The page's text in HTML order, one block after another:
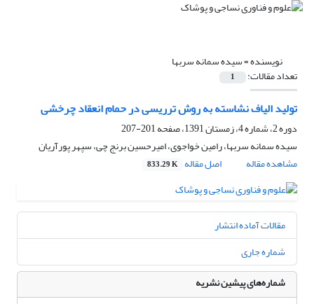
نویسنده =سیده سمانه سربها
تعداد مقالات: 1
تولید الیاف نشاسته به روش ترریسی در حمام انعقاد چرخشی
دوره 2، شماره 4، زمستان 1391، صفحه
201-207
سیده سمانه سربها، رامین خواجوی، امیرحسین برنج چی، سپهر پورآریان
مشاهده مقاله
اصل مقاله 833.29 K
مقالات آماده انتشار
شماره جاری
شماره‌های پیشین نشریه